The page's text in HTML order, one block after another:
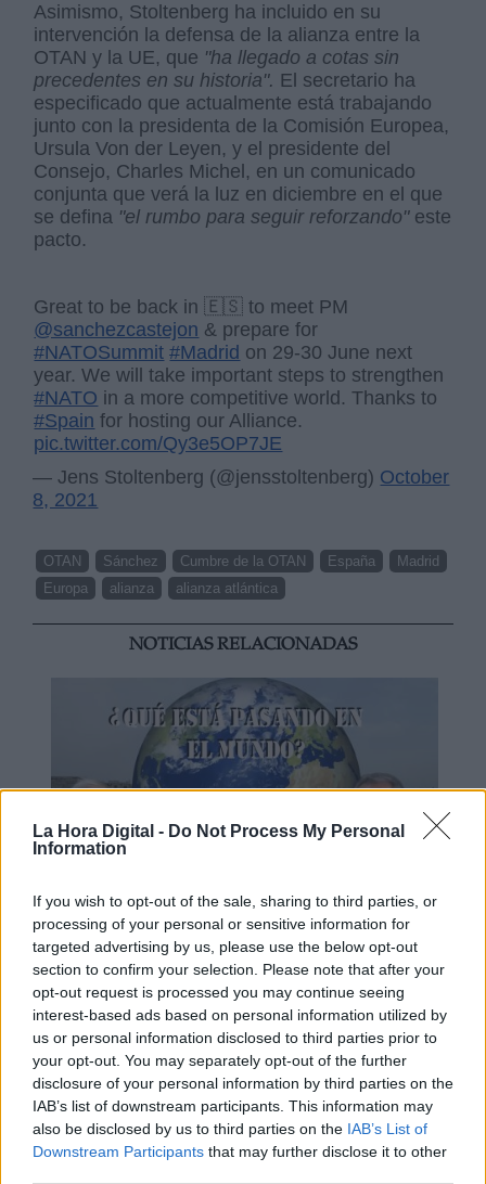
La Hora Digital - Do Not Process My Personal
Information
If you wish to opt-out of the sale, sharing to third parties, or
processing of your personal or sensitive information for
targeted advertising by us, please use the below opt-out
section to confirm your selection. Please note that after your
opt-out request is processed you may continue seeing
interest-based ads based on personal information utilized by
us or personal information disclosed to third parties prior to
your opt-out. You may separately opt-out of the further
disclosure of your personal information by third parties on the
IAB’s list of downstream participants. This information may
also be disclosed by us to third parties on the IAB’s List of
Downstream Participants that may further disclose it to other
Asimismo, Stoltenberg ha incluido en su
intervención la defensa de la alianza entre la
OTAN y la UE, que "ha llegado a cotas sin
precedentes en su historia". El secretario ha
especificado que actualmente está trabajando
junto con la presidenta de la Comisión Europea,
Ursula Von der Leyen, y el presidente del
Consejo, Charles Michel, en un comunicado
conjunta que verá la luz en diciembre en el que
se defina "el rumbo para seguir reforzando"este
pacto.
Great to be back in 🇪🇸 to meet PM
@sanchezcastejon & prepare for
#NATOSummit #Madrid on 29-30 June next
year. We will take important steps to strengthen
#NATO in a more competitive world. Thanks to
#Spain for hosting our Alliance.
pic.twitter.com/Qy3e5OP7JE
— Jens Stoltenberg (@jensstoltenberg) October
8, 2021
OTAN Sánchez Cumbre de la OTAN España
Madrid
Europa
alianza alianza atlántica
NOTICIAS RELACIONADAS
¿QUÉ ESTÁ PASANDO EN EL
MUNDO? "La verdad es lo primero
que se pierde cuando hay una
guerra"